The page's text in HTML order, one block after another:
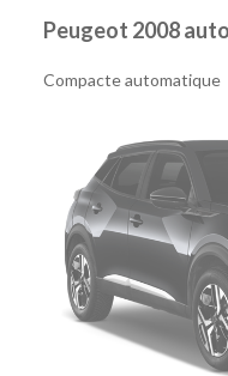
Peugeot 2008
Compacte automatique